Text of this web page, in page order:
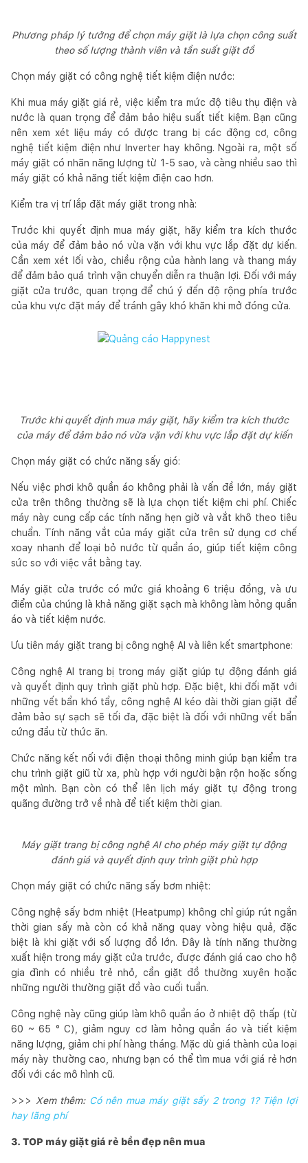
Phương pháp lý tưởng để chọn máy giặt là lựa chọn công suất
theo số lượng thành viên và tần suất giặt đồ
Chọn máy giặt có công nghệ tiết kiệm điện nước:
Khi mua máy giặt giá rẻ, việc kiểm tra mức độ tiêu thụ điện và
nước là quan trọng để đảm bảo hiệu suất tiết kiệm. Bạn cũng
nên xem xét liệu máy có được trang bị các động cơ, công
nghệ tiết kiệm điện như Inverter hay không. Ngoài ra, một số
máy giặt có nhãn năng lượng từ 1-5 sao, và càng nhiều sao thì
máy giặt có khả năng tiết kiệm điện cao hơn.
Kiểm tra vị trí lắp đặt máy giặt trong nhà:
Trước khi quyết định mua máy giặt, hãy kiểm tra kích thước
của máy để đảm bảo nó vừa vặn với khu vực lắp đặt dự kiến.
Cần xem xét lối vào, chiều rộng của hành lang và thang máy
để đảm bảo quá trình vận chuyển diễn ra thuận lợi. Đối với máy
giặt cửa trước, quan trọng để chú ý đến độ rộng phía trước
của khu vực đặt máy để tránh gây khó khăn khi mở đóng cửa.
Trước khi quyết định mua máy giặt, hãy kiểm tra kích thước
của máy để đảm bảo nó vừa vặn với khu vực lắp đặt dự kiến
Chọn máy giặt có chức năng sấy gió:
Nếu việc phơi khô quần áo không phải là vấn đề lớn, máy giặt
cửa trên thông thường sẽ là lựa chọn tiết kiệm chi phí. Chiếc
máy này cung cấp các tính năng hẹn giờ và vắt khô theo tiêu
chuẩn. Tính năng vắt của máy giặt cửa trên sử dụng cơ chế
xoay nhanh để loại bỏ nước từ quần áo, giúp tiết kiệm công
sức so với việc vắt bằng tay.
Máy giặt cửa trước có mức giá khoảng 6 triệu đồng, và ưu
điểm của chúng là khả năng giặt sạch mà không làm hỏng quần
áo và tiết kiệm nước.
Ưu tiên máy giặt trang bị công nghệ AI và liên kết smartphone:
Công nghệ AI trang bị trong máy giặt giúp tự động đánh giá
và quyết định quy trình giặt phù hợp. Đặc biệt, khi đối mặt với
những vết bẩn khó tẩy, công nghệ AI kéo dài thời gian giặt để
đảm bảo sự sạch sẽ tối đa, đặc biệt là đối với những vết bẩn
cứng đầu từ thức ăn.
Chức năng kết nối với điện thoại thông minh giúp bạn kiểm tra
chu trình giặt giũ từ xa, phù hợp với người bận rộn hoặc sống
một mình. Bạn còn có thể lên lịch máy giặt tự động trong
quãng đường trở về nhà để tiết kiệm thời gian.
Máy giặt trang bị công nghệ AI cho phép máy giặt tự động
đánh giá và quyết định quy trình giặt phù hợp
Chọn máy giặt có chức năng sấy bơm nhiệt:
Công nghệ sấy bơm nhiệt (Heatpump) không chỉ giúp rút ngắn
thời gian sấy mà còn có khả năng quay vòng hiệu quả, đặc
biệt là khi giặt với số lượng đồ lớn. Đây là tính năng thường
xuất hiện trong máy giặt cửa trước, được đánh giá cao cho hộ
gia đình có nhiều trẻ nhỏ, cần giặt đồ thường xuyên hoặc
những người thường giặt đồ vào cuối tuần.
Công nghệ này cũng giúp làm khô quần áo ở nhiệt độ thấp (từ
60 ~ 65 ° C), giảm nguy cơ làm hỏng quần áo và tiết kiệm
năng lượng, giảm chi phí hàng tháng. Mặc dù giá thành của loại
máy này thường cao, nhưng bạn có thể tìm mua với giá rẻ hơn
đối với các mô hình cũ.
>>> Xem thêm: Có nên mua máy giặt sấy 2 trong 1? Tiện lợi
hay lãng phí
3. TOP máy giặt giá rẻ bền đẹp nên mua